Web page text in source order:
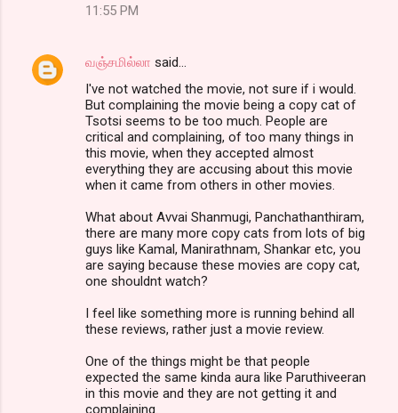
11:55 PM
வஞ்சமில்லா said…
I've not watched the movie, not sure if i would.
But complaining the movie being a copy cat of
Tsotsi seems to be too much. People are
critical and complaining, of too many things in
this movie, when they accepted almost
everything they are accusing about this movie
when it came from others in other movies.
What about Avvai Shanmugi, Panchathanthiram,
there are many more copy cats from lots of big
guys like Kamal, Manirathnam, Shankar etc, you
are saying because these movies are copy cat,
one shouldnt watch?
I feel like something more is running behind all
these reviews, rather just a movie review.
One of the things might be that people
expected the same kinda aura like Paruthiveeran
in this movie and they are not getting it and
complaining.